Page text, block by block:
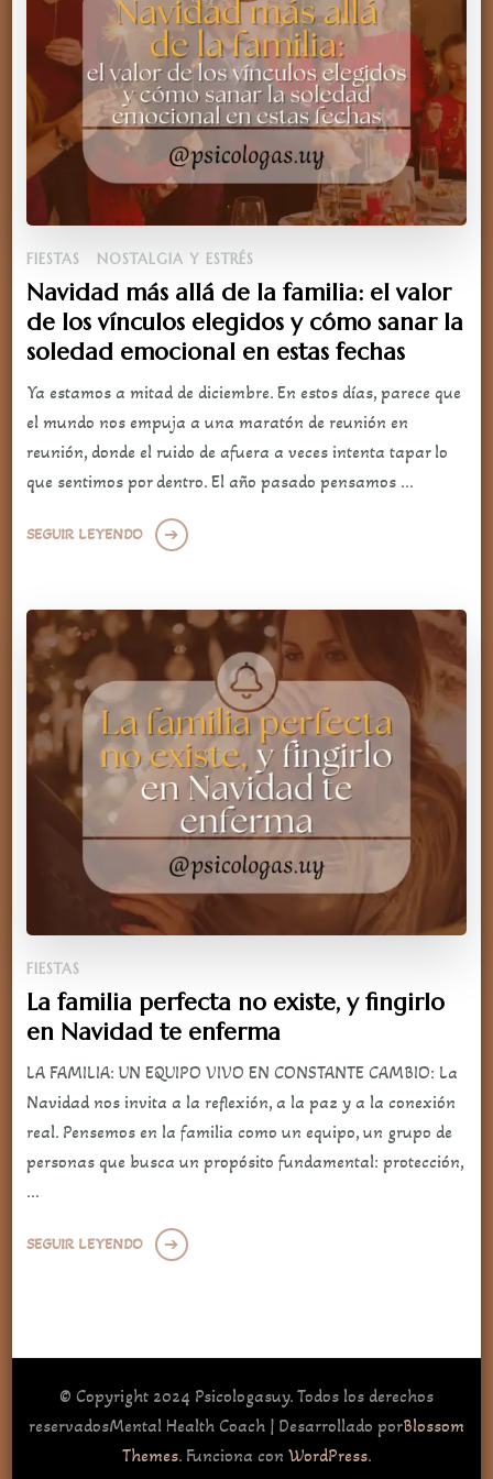
FIESTAS NOSTALGIA Y ESTRÉS
Navidad más allá de la familia: el valor
de los vínculos elegidos y cómo sanar la
soledad emocional en estas fechas
Ya estamos a mitad de diciembre. En estos días, parece que
el mundo nos empuja a una maratón de reunión en
reunión, donde el ruido de afuera a veces intenta tapar lo
que sentimos por dentro. El año pasado pensamos …
SEGUIR LEYENDO
FIESTAS
La familia perfecta no existe, y fingirlo
en Navidad te enferma
LA FAMILIA: UN EQUIPO VIVO EN CONSTANTE CAMBIO: La
Navidad nos invita a la reflexión, a la paz y a la conexión
real. Pensemos en la familia como un equipo, un grupo de
personas que busca un propósito fundamental: protección,
…
SEGUIR LEYENDO
© Copyright 2024 Psicologasuy. Todos los derechos
reservadosMental Health Coach | Desarrollado porBlossom
Themes. Funciona con WordPress.